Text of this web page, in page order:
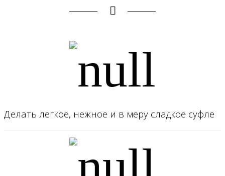
Делать легкое, нежное и в меру сладкое суфле